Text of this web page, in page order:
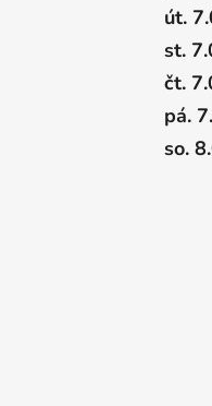
út.
st.
čt.
pá.
so.